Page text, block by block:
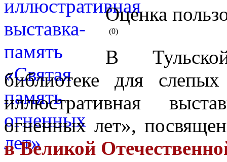
Оценка
(0)
В
библиотеке для
иллюстративная
огненных лет»,
в Великой